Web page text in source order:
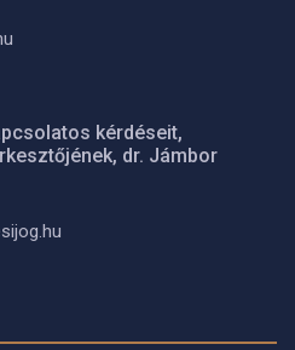
kérdéseit,
dr. Jámbor